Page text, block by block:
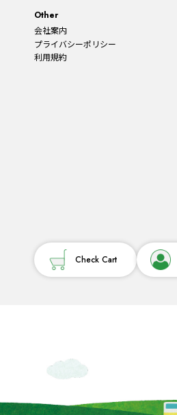
Other
会社案内
プライバシーポリシー
利用規約
Check Cart